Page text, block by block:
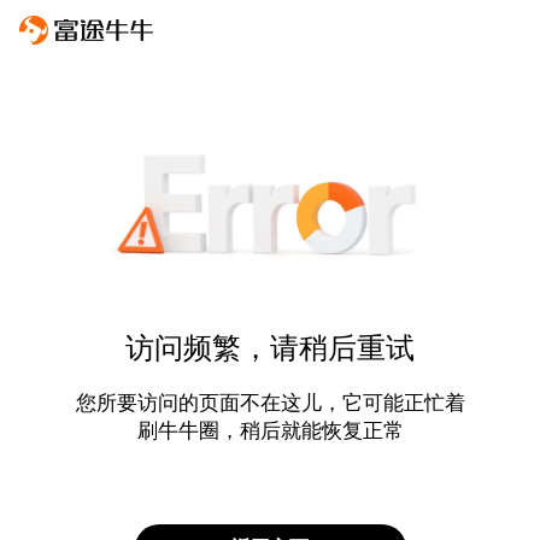
访问频繁，请稍后重试
您所要访问的页面不在这儿，它可能正忙着
刷牛牛圈，稍后就能恢复正常